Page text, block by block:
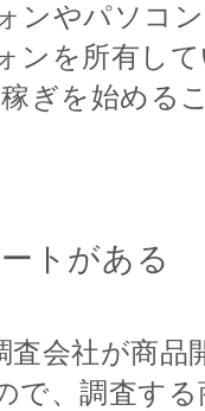
ンやパソコ
ンを所有し
ぎを始める
トがある
会社が商品
で、調査す